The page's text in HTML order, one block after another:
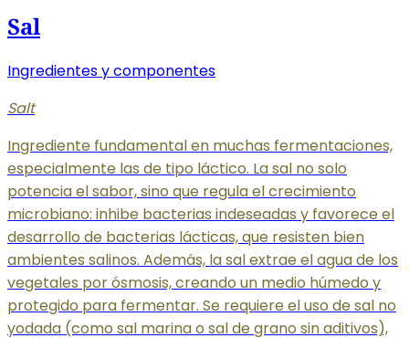
Sal
Ingredientes y componentes
Salt
Ingrediente fundamental en muchas fermentaciones,
especialmente las de tipo láctico. La sal no solo
potencia el sabor, sino que regula el crecimiento
microbiano: inhibe bacterias indeseadas y favorece el
desarrollo de bacterias lácticas, que resisten bien
ambientes salinos. Además, la sal extrae el agua de los
vegetales por ósmosis, creando un medio húmedo y
protegido para fermentar. Se requiere el uso de sal no
yodada (como sal marina o sal de grano sin aditivos),